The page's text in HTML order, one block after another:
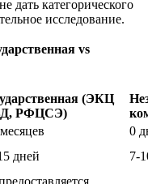
дать категорического
исследование.
vs
(ЭКЦ
РФЦСЭ)
0
дней 7-